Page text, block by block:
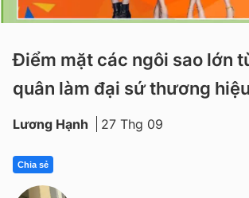
Điểm mặt các ngôi sao lớn
quân làm đại sứ thương
Lương Hạnh 27 Thg 09
Chia sẻ